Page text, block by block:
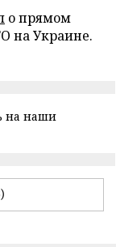
о прямом
на Украине.
на наши